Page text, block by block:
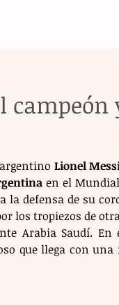
Lionel
en el
la defensa de su
los tropiezos de
Arabia Saudí.
que llega con